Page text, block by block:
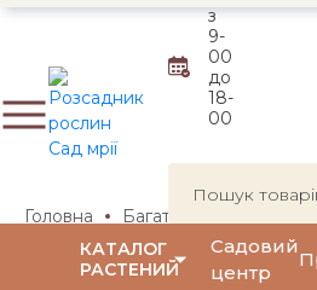
з
9-
00
до
18-
00
КАТАЛОГ
РАСТЕНИЙ
Садовий
центр
Головна Багаторічні квіти та
Фільтр (0)